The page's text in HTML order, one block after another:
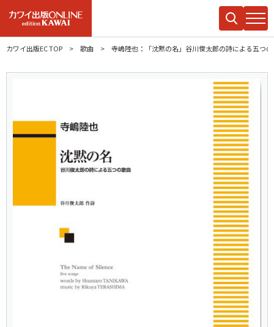
カワイ出版EC TOP 歌曲 寺嶋陸也：「沈黙の名」谷川俊太郎の詩による五つ